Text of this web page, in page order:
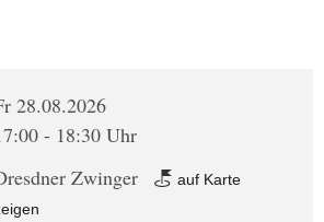
28.08.2026
- 18:30 Uhr
Zwinger
auf Karte